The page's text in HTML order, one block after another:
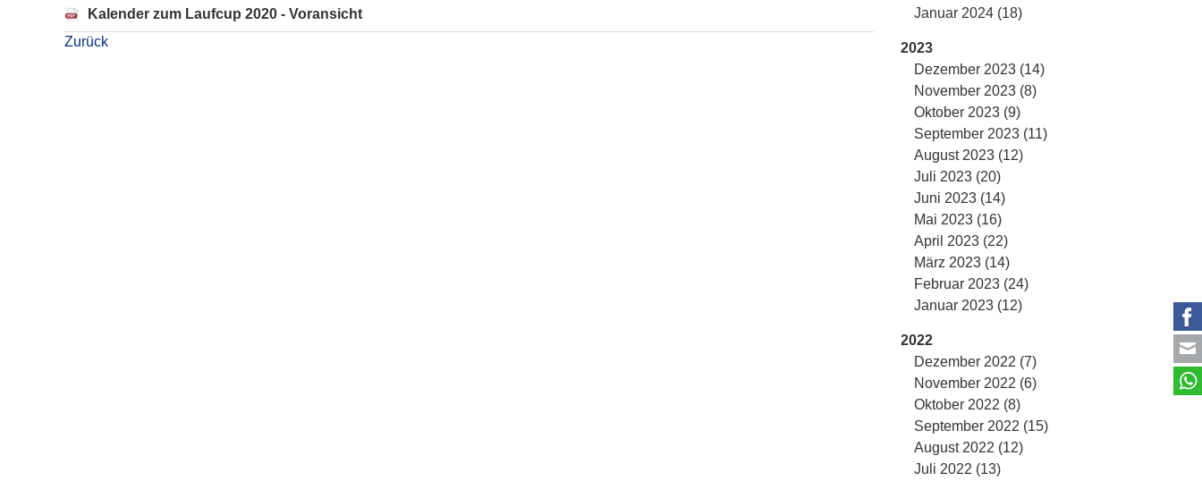
Kalender zum Laufcup 2020 - Voransicht
Zurück
Januar 2024 (18)
2023
Dezember 2023 (14)
November 2023 (8)
Oktober 2023 (9)
September 2023 (11)
August 2023 (12)
Juli 2023 (20)
Juni 2023 (14)
Mai 2023 (16)
April 2023 (22)
März 2023 (14)
Februar 2023 (24)
Januar 2023 (12)
2022
Dezember 2022 (7)
November 2022 (6)
Oktober 2022 (8)
September 2022 (15)
August 2022 (12)
Juli 2022 (13)